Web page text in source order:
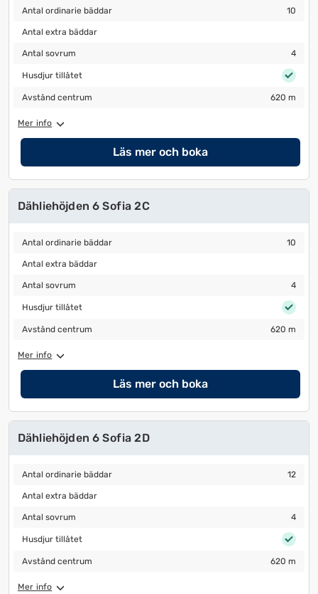
Antal ordinarie bäddar
Antal ordinarie bäddar 10
Antal extra bäddar
Antal extra bäddar
Antal sovrum
Antal sovrum 4
Husdjur tillåtet
Husdjur tillåtet
Avstånd centrum
Avstånd centrum 620 m
Mer info
Läs mer och boka
Dähliehöjden 6 Sofia 2C
Antal ordinarie bäddar
Antal ordinarie bäddar 10
Antal extra bäddar
Antal extra bäddar
Antal sovrum
Antal sovrum 4
Husdjur tillåtet
Husdjur tillåtet
Avstånd centrum
Avstånd centrum 620 m
Mer info
Läs mer och boka
Dähliehöjden 6 Sofia 2D
Antal ordinarie bäddar
Antal ordinarie bäddar 12
Antal extra bäddar
Antal extra bäddar
Antal sovrum
Antal sovrum 4
Husdjur tillåtet
Husdjur tillåtet
Avstånd centrum
Avstånd centrum 620 m
Mer info